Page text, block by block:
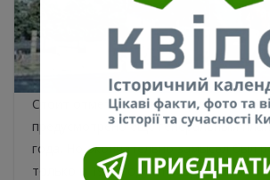
Стоит отметить, что сооружение
предусмотрено еще генеральным
года. Но окончательно замысел был
только в 1982 году к празднованию